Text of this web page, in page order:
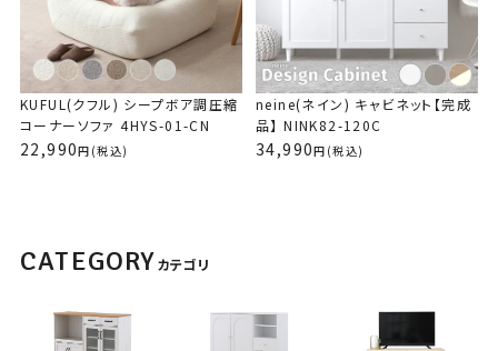
りり
白のコーナーソファを買って、レビューにも書きましたが、もうひと
つ欲しくなって買おうと思ったら欲しかったオットマンが売り切れ。
次にひとり用のソファを見たらライトグレーしかなくて、部屋の色味
的に悩んだけど、悩んでいたら在庫切りになると思って買いまし
た。コーナーソファより圧縮が回復？サイズが戻るまで時間がかか
KUFUL(クフル) シープボア調圧縮コーナーソ
ファ 4HYS-01-CN
KUFUL(クフル) シープボア調圧縮
コーナーソファ 4HYS-01-CN
22,990 (税込)
neine(ネイン) キャビネット【完成
品】 NINK82-120C
34,990 (税込)
CATEGORYカテゴリ